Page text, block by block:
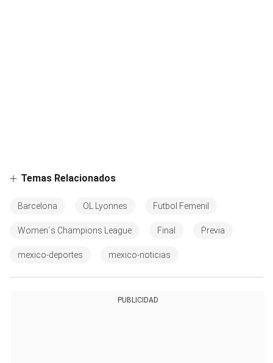
Temas Relacionados
Barcelona OL Lyonnes Futbol Femenil
Women´s Champions League Final Previa
mexico-deportes mexico-noticias
PUBLICIDAD